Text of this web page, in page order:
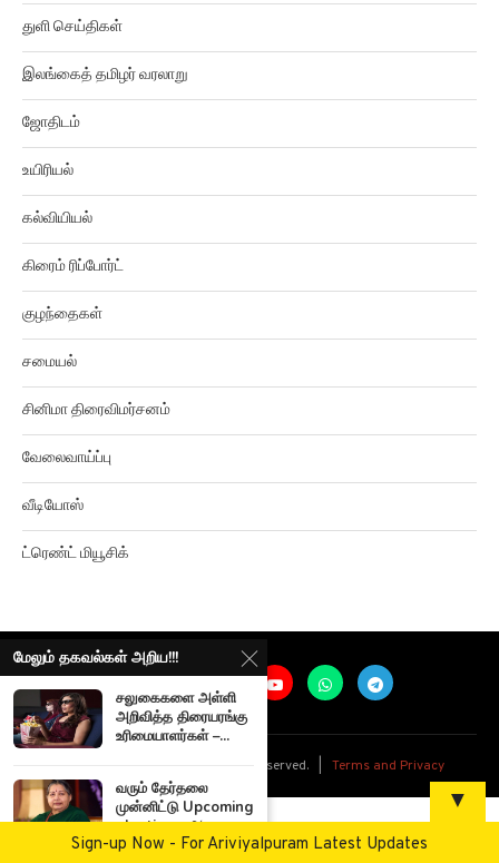
துளி செய்திகள்
இலங்கைத் தமிழர் வரலாறு
ஜோதிடம்
உயிரியல்
கல்வியியல்
கிரைம் ரிப்போர்ட்
குழந்தைகள்
சமையல்
சினிமா திரைவிமர்சனம்
வேலைவாய்ப்பு
வீடியோஸ்
ட்ரெண்ட் மியூசிக்
Ariviyalpuram. All rights reserved. | Terms and Privacy
மேலும் தகவல்கள் அறிய!!!
சலுகைகளை அள்ளி
அறிவித்த திரையரங்கு
உரிமையாளர்கள் –...
வரும் தேர்தலை
முன்னிட்டு Upcoming
elections, அரசு...
▼
Sign-up Now - For Ariviyalpuram Latest Updates